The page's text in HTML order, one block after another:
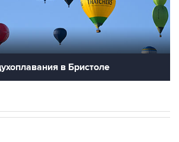
в Бристоле